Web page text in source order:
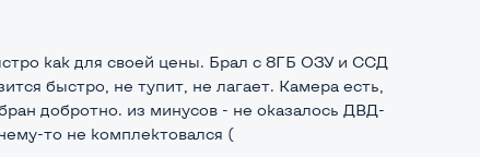
как для своей цены. Брал с 8ГБ ОЗУ и ССД
быстро, не тупит, не лагает. Камера есть,
добротно. из минусов - не оказалось ДВД-
то не комплектовался (